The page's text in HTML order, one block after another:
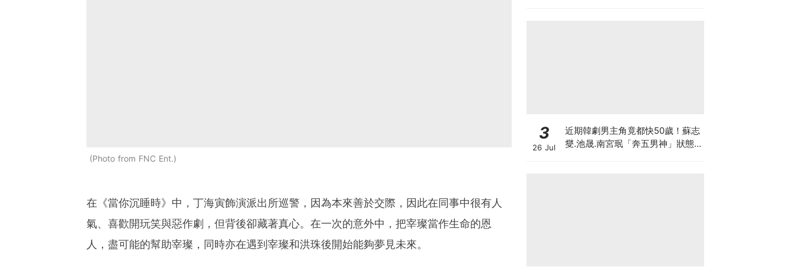
Photo from FNC Ent.
在《當你沉睡時》中，丁海寅飾演派出所巡警，因為本來善於交際，因此在同事中很有人
氣、喜歡開玩笑與惡作劇，但背後卻藏著真心。在一次的意外中，把宰璨當作生命的恩
人，盡可能的幫助宰璨，同時亦在遇到宰璨和洪珠後開始能夠夢見未來。
3
26 Jul
近期韓劇男主角竟都快50歲！蘇志
燮.池晟.南宮珉「奔五男神」狀態